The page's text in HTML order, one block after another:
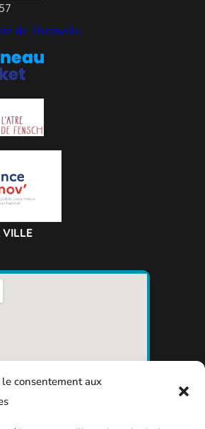
le consentement aux
de Thionville
VILLE